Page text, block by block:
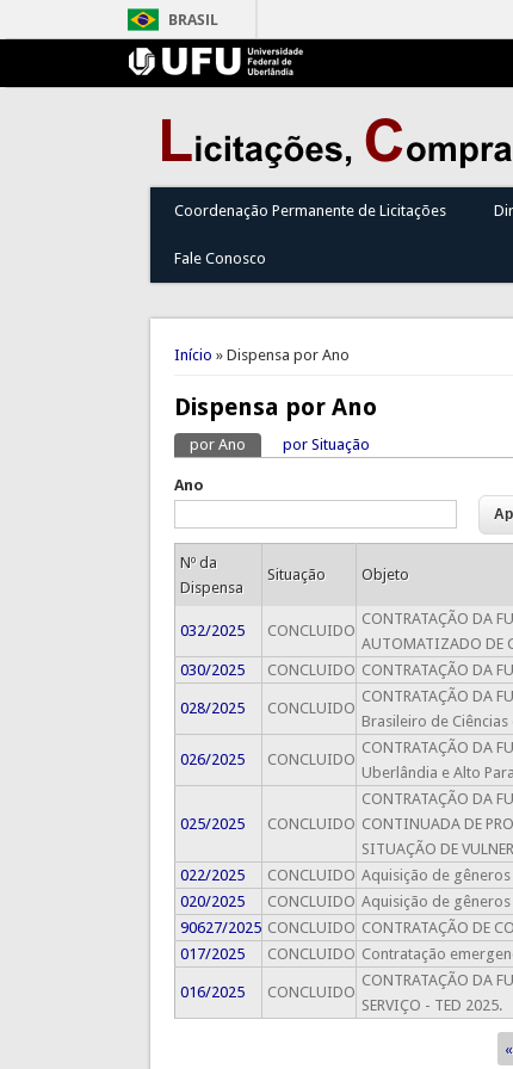
BRASIL
Coordenação Permanente de Licitações
Fale Conosco
Você está aqui
Início » Dispensa por Ano
Dispensa por Ano
Abas primárias
por Ano (aba ativa)
por Situação
Ano
Nº da
Dispensa
Situação Objeto
032/2025 CONCLUIDO
CONTRATAÇÃO DA
AUTOMATIZADO DE
030/2025
CONCLUIDO CONTRATAÇÃO DA
028/2025 CONCLUIDO
CONTRATAÇÃO DA
Brasileiro de
026/2025 CONCLUIDO
CONTRATAÇÃO DA
Uberlândia e Alto
025/2025 CONCLUIDO
CONTRATAÇÃO DA
CONTINUADA DE
SITUAÇÃO DE
022/2025
CONCLUIDO Aquisição de
020/2025
CONCLUIDO Aquisição de
90627/2025 CONCLUIDO CONTRATAÇÃO DE
017/2025
CONCLUIDO Contratação
016/2025 CONCLUIDO
CONTRATAÇÃO DA
SERVIÇO - TED 2025.